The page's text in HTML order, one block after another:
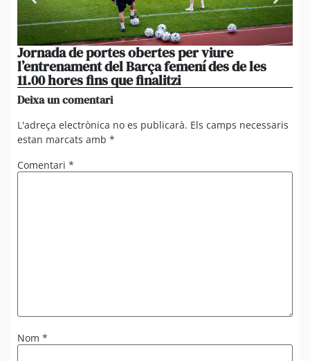
Jornada de portes obertes per viure
l’entrenament del Barça femení des de les
11.00 hores fins que finalitzi
Deixa un comentari
L'adreça electrònica no es publicarà. Els camps necessaris
estan marcats amb *
Comentari *
Nom *